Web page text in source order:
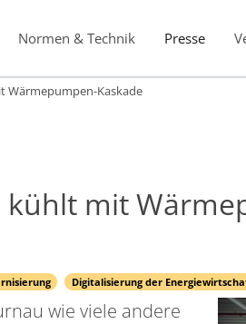
Normen & Technik Presse
Wärmepumpen-Kaskade
mit
Digitalisierung der
wie viele andere